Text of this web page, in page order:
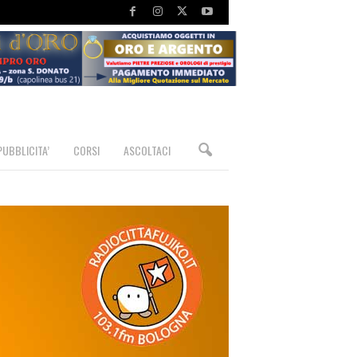
CORSI ASCOLTACI